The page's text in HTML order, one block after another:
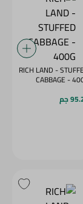
RICH LAND -
CABBAGE
جم